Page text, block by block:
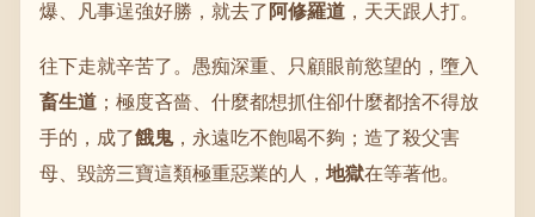
爆、凡事逞強好勝，就去了 阿修羅道 ，天天跟人打。
往下走就辛苦了。愚痴深重、只顧眼前慾望的，墮入
畜生道 ；極度吝嗇、什麼都想抓住卻什麼都捨不得放
手的，成了餓鬼，永遠吃不飽喝不夠；造了殺父害
母、毀謗三寶這類極重惡業的人， 地獄在等著他。